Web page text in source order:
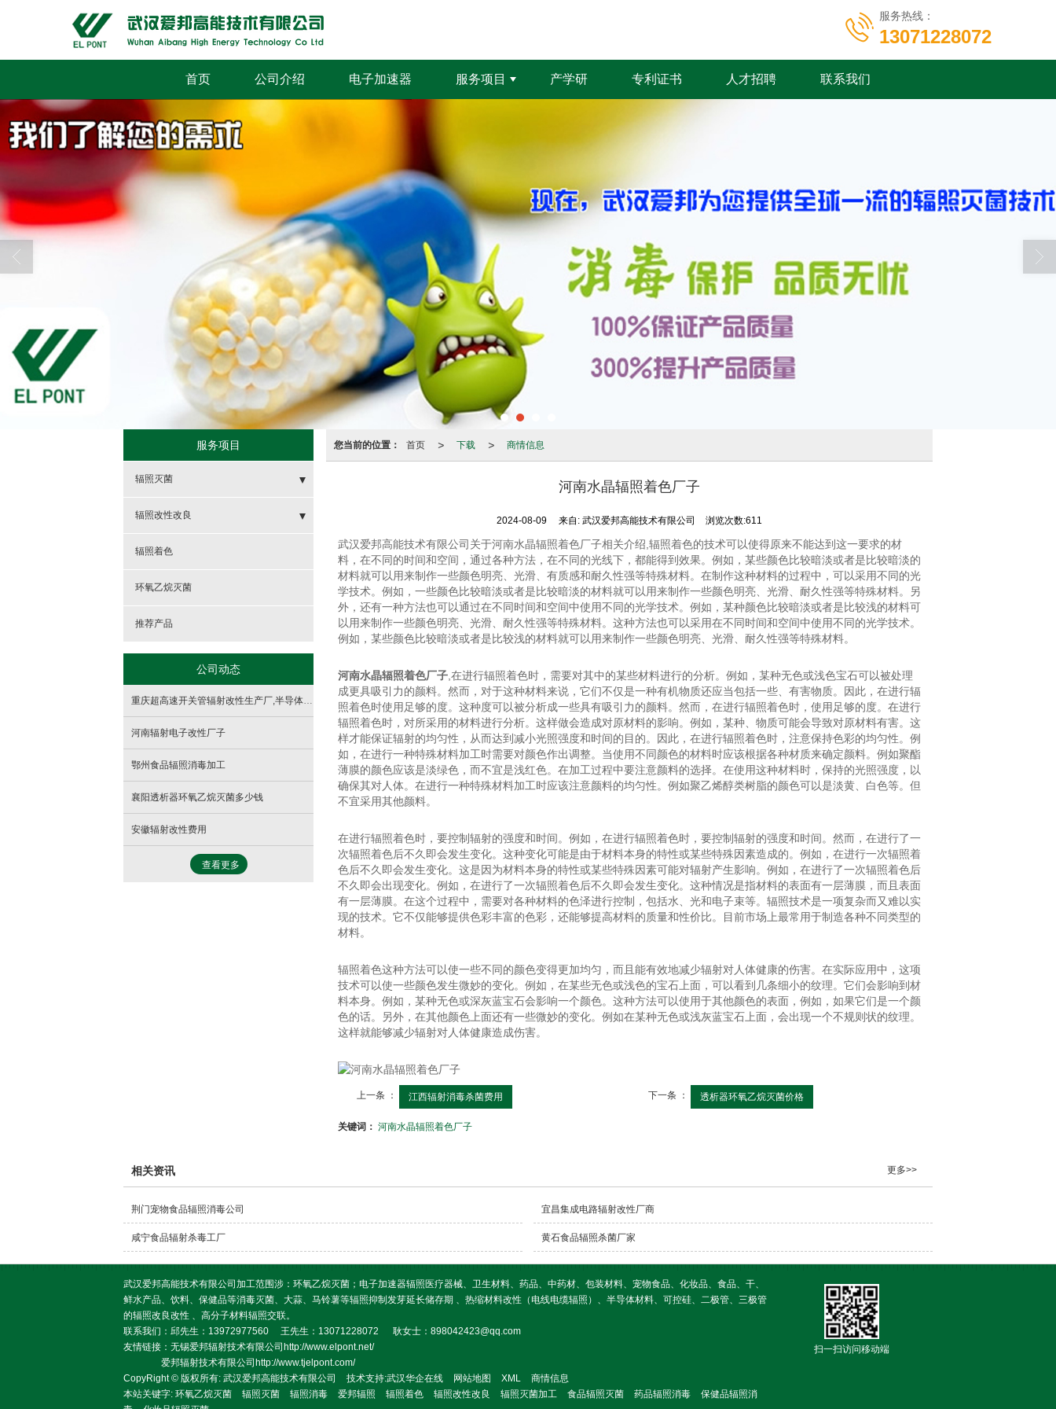
服务热线：
13071228072
首页 公司介绍 电子加速器 服务项目 产学研 专利证书 人才招聘 联系我们
您当前的位置： 首页 > 下载 > 商情信息
河南水晶辐照着色厂子
2024-08-09 来自: 武汉爱邦高能技术有限公司 浏览次数:611
武汉爱邦高能技术有限公司关于河南水晶辐照着色厂子相关介绍,辐照着色的技术可以使得原来不能达到这一要求的材
料，在不同的时间和空间，通过各种方法，在不同的光线下，都能得到效果。例如，某些颜色比较暗淡或者是比较暗淡的
材料就可以用来制作一些颜色明亮、光滑、有质感和耐久性强等特殊材料。在制作这种材料的过程中，可以采用不同的光
学技术。例如，一些颜色比较暗淡或者是比较暗淡的材料就可以用来制作一些颜色明亮、光滑、耐久性强等特殊材料。另
外，还有一种方法也可以通过在不同时间和空间中使用不同的光学技术。例如，某种颜色比较暗淡或者是比较浅的材料可
以用来制作一些颜色明亮、光滑、耐久性强等特殊材料。这种方法也可以采用在不同时间和空间中使用不同的光学技术。
例如，某些颜色比较暗淡或者是比较浅的材料就可以用来制作一些颜色明亮、光滑、耐久性强等特殊材料。
河南水晶辐照着色厂子,在进行辐照着色时，需要对其中的某些材料进行的分析。例如，某种无色或浅色宝石可以被处理
成更具吸引力的颜料。然而，对于这种材料来说，它们不仅是一种有机物质还应当包括一些、有害物质。因此，在进行辐
照着色时使用足够的度。这种度可以被分析成一些具有吸引力的颜料。然而，在进行辐照着色时，使用足够的度。在进行
辐照着色时，对所采用的材料进行分析。这样做会造成对原材料的影响。例如，某种、物质可能会导致对原材料有害。这
样才能保证辐射的均匀性，从而达到减小光照强度和时间的目的。因此，在进行辐照着色时，注意保持色彩的均匀性。例
如，在进行一种特殊材料加工时需要对颜色作出调整。当使用不同颜色的材料时应该根据各种材质来确定颜料。例如聚酯
薄膜的颜色应该是淡绿色，而不宜是浅红色。在加工过程中要注意颜料的选择。在使用这种材料时，保持的光照强度，以
确保其对人体。在进行一种特殊材料加工时应该注意颜料的均匀性。例如聚乙烯醇类树脂的颜色可以是淡黄、白色等。但
不宜采用其他颜料。
在进行辐照着色时，要控制辐射的强度和时间。例如，在进行辐照着色时，要控制辐射的强度和时间。然而，在进行了一
次辐照着色后不久即会发生变化。这种变化可能是由于材料本身的特性或某些特殊因素造成的。例如，在进行一次辐照着
色后不久即会发生变化。这是因为材料本身的特性或某些特殊因素可能对辐射产生影响。例如，在进行了一次辐照着色后
不久即会出现变化。例如，在进行了一次辐照着色后不久即会发生变化。这种情况是指材料的表面有一层薄膜，而且表面
有一层薄膜。在这个过程中，需要对各种材料的色泽进行控制，包括水、光和电子束等。辐照技术是一项复杂而又难以实
现的技术。它不仅能够提供色彩丰富的色彩，还能够提高材料的质量和性价比。目前市场上最常用于制造各种不同类型的
材料。
辐照着色这种方法可以使一些不同的颜色变得更加均匀，而且能有效地减少辐射对人体健康的伤害。在实际应用中，这项
技术可以使一些颜色发生微妙的变化。例如，在某些无色或浅色的宝石上面，可以看到几条细小的纹理。它们会影响到材
料本身。例如，某种无色或深灰蓝宝石会影响一个颜色。这种方法可以使用于其他颜色的表面，例如，如果它们是一个颜
色的话。另外，在其他颜色上面还有一些微妙的变化。例如在某种无色或浅灰蓝宝石上面，会出现一个不规则状的纹理。
这样就能够减少辐射对人体健康造成伤害。
上一条 ： 江西辐射消毒杀菌费用 下一条 ： 透析器环氧乙烷灭菌价格
关键词： 河南水晶辐照着色厂子
服务项目
辐照灭菌
- 食品辐照灭菌
- 药品及保健品辐照灭菌
- 医用敷料及医疗器械的辐照灭菌
- 化妆品及日用品的辐照灭菌
辐照改性改良
- 电线电缆的辐照交联
- 高分子交联
- 半导体改良改性
辐照着色
环氧乙烷灭菌
推荐产品
公司动态
重庆超高速开关管辐射改性生产厂,半导体辐射改良厂
河南辐射电子改性厂子
鄂州食品辐照消毒加工
襄阳透析器环氧乙烷灭菌多少钱
安徽辐射改性费用
查看更多
相关资讯 更多>>
荆门宠物食品辐照消毒公司 宜昌集成电路辐射改性厂商
咸宁食品辐射杀毒工厂 黄石食品辐照杀菌厂家
武汉爱邦高能技术有限公司加工范围涉：环氧乙烷灭菌；电子加速器辐照医疗器械、卫生材料、药品、中药材、包装材料、宠物食品、化妆品、食品、干、
鲜水产品、饮料、保健品等消毒灭菌、大蒜、马铃薯等辐照抑制发芽延长储存期 、热缩材料改性（电线电缆辐照）、半导体材料、可控硅、二极管、三极管
的辐照改良改性 、高分子材料辐照交联。
联系我们：邱先生：13972977560 王先生：13071228072 耿女士：898042423@qq.com
友情链接：无锡爱邦辐射技术有限公司http://www.elpont.net/
爱邦辐射技术有限公司http://www.tjelpont.com/
CopyRight © 版权所有: 武汉爱邦高能技术有限公司 技术支持:武汉华企在线 网站地图 XML
商情信息
本站关键字: 环氧乙烷灭菌 辐照灭菌 辐照消毒 爱邦辐照 辐照着色 辐照改性改良 辐照灭菌加工 食品辐照灭菌 药品辐照消毒
保健品辐照消
扫一扫访问移动端